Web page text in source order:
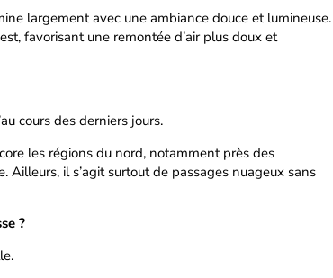
largement avec une ambiance douce et lumineuse.
favorisant une remontée d’air plus doux et
cours des derniers jours.
les régions du nord, notamment près des
il s’agit surtout de passages nuageux sans
?